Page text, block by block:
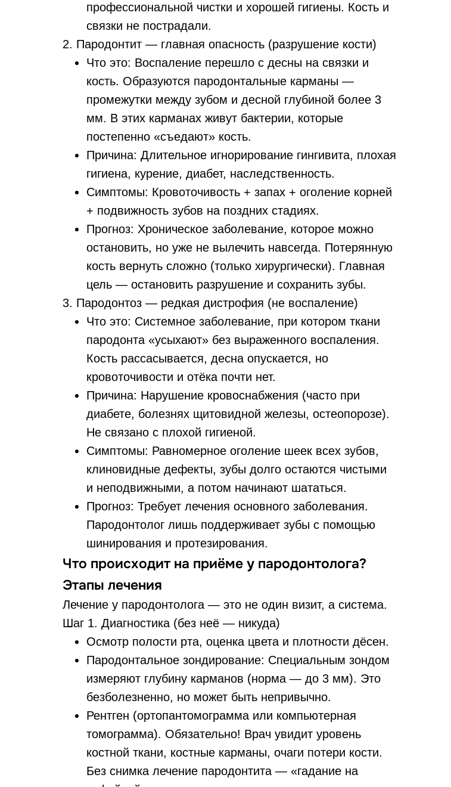
профессиональной чистки и хорошей гигиены. Кость и
связки не пострадали.
2. Пародонтит — главная опасность (разрушение кости)
Что это: Воспаление перешло с десны на связки и
кость. Образуются пародонтальные карманы —
промежутки между зубом и десной глубиной более 3
мм. В этих карманах живут бактерии, которые
постепенно «съедают» кость.
Причина: Длительное игнорирование гингивита, плохая
гигиена, курение, диабет, наследственность.
Симптомы: Кровоточивость + запах + оголение корней
+ подвижность зубов на поздних стадиях.
Прогноз: Хроническое заболевание, которое можно
остановить, но уже не вылечить навсегда. Потерянную
кость вернуть сложно (только хирургически). Главная
цель — остановить разрушение и сохранить зубы.
3. Пародонтоз — редкая дистрофия (не воспаление)
Что это: Системное заболевание, при котором ткани
пародонта «усыхают» без выраженного воспаления.
Кость рассасывается, десна опускается, но
кровоточивости и отёка почти нет.
Причина: Нарушение кровоснабжения (часто при
диабете, болезнях щитовидной железы, остеопорозе).
Не связано с плохой гигиеной.
Симптомы: Равномерное оголение шеек всех зубов,
клиновидные дефекты, зубы долго остаются чистыми
и неподвижными, а потом начинают шататься.
Прогноз: Требует лечения основного заболевания.
Пародонтолог лишь поддерживает зубы с помощью
шинирования и протезирования.
Что происходит на приёме у пародонтолога?
Этапы лечения
Лечение у пародонтолога — это не один визит, а система.
Шаг 1. Диагностика (без неё — никуда)
Осмотр полости рта, оценка цвета и плотности дёсен.
Пародонтальное зондирование: Специальным зондом
измеряют глубину карманов (норма — до 3 мм). Это
безболезненно, но может быть непривычно.
Рентген (ортопантомограмма или компьютерная
томограмма). Обязательно! Врач увидит уровень
костной ткани, костные карманы, очаги потери кости.
Без снимка лечение пародонтита — «гадание на